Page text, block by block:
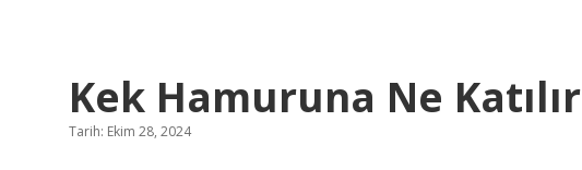
Kek Hamuruna Ne Katılır
Tarih: Ekim 28, 2024